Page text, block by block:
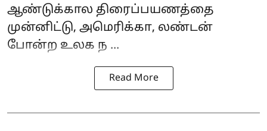
ஆண்டுக்கால திரைப்பயணத்தை
முன்னிட்டு, அமெரிக்கா, லண்டன்
போன்ற உலக ந ...
Read More